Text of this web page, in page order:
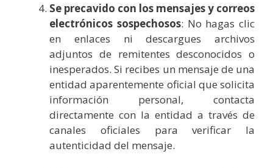
Se precavido con los mensajes y correos
electrónicos sospechosos: No hagas clic
en enlaces ni descargues archivos
adjuntos de remitentes desconocidos o
inesperados. Si recibes un mensaje de una
entidad aparentemente oficial que solicita
información personal, contacta
directamente con la entidad a través de
canales oficiales para verificar la
autenticidad del mensaje.